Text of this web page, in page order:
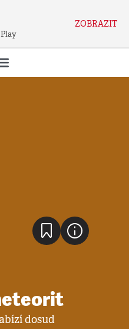
ZOBRAZIT
dosud